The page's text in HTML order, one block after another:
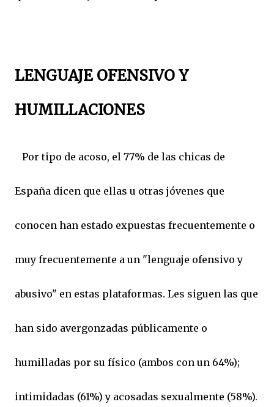
LENGUAJE OFENSIVO Y
HUMILLACIONES
Por tipo de acoso, el 77% de las chicas de
España dicen que ellas u otras jóvenes que
conocen han estado expuestas frecuentemente o
muy frecuentemente a un "lenguaje ofensivo y
abusivo" en estas plataformas. Les siguen las que
han sido avergonzadas públicamente o
humilladas por su físico (ambos con un 64%);
intimidadas (61%) y acosadas sexualmente (58%).